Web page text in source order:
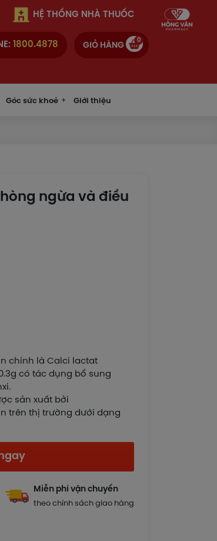
HỆ THỐNG NHÀ THUỐC
1800.4878 GIỎ HÀNG
0
Góc sức khoẻ Giới thiệu
ngừa và điều
chính là Calci lactat
có tác dụng bổ sung
sản xuất bởi
trên thị trường dưới dạng
Miễn phí vận chuyển
theo chính sách giao hàng